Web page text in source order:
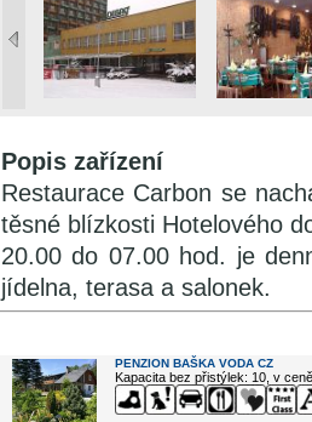
Popis zařízení
Restaurace Carbon se
těsné blízkosti Hotelového
20.00 do 07.00 hod. je
jídelna, terasa a salonek.
PENZION BAŠKA VODA CZ
Kapacita bez přistýlek: 10, v